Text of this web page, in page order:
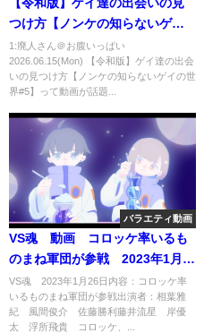
つけ方【ノンケの知らないゲイ
の世界#5】
1:廃人さん＠お腹いっぱい
2026.06.15(Mon) 【令和版】ゲイ達の出会
いの見つけ方【ノンケの知らないゲイの世
界#5】って動画が話題...
バラエティ動画
VS魂 動画 コロッケ率いるも
のまね軍団が参戦 2023年1月
26日
VS魂 2023年1月26日内容：コロッケ率
いるものまね軍団が参戦出演者：相葉雅
紀 風間俊介 佐藤勝利藤井流星 岸優
太 浮所飛貴 コロッケ、...